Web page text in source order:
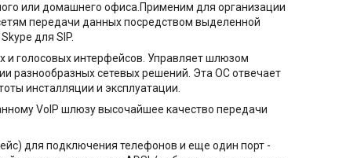
или домашнего офиса.Применим для организации
передачи данных посредством выделенной
для SIP.
и голосовых интерфейсов. Управляет шлюзом
разнообразных сетевых решений. Эта ОС отвечает
инсталляции и эксплуатации.
VoIP шлюзу высочайшее качество передачи
для подключения телефонов и еще один порт -